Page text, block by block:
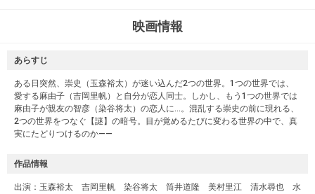
映画情報
あらすじ
ある日突然、崇史（玉森裕太）が迷い込んだ2つの世界。1つの世界では、
愛する麻由子（吉岡里帆）と自分が恋人同士。しかし、もう1つの世界では
麻由子が親友の智彦（染谷将太）の恋人に…。混乱する崇史の前に現れる、
2つの世界をつなぐ【謎】の暗号。目が覚めるたびに変わる世界の中で、真
実にたどりつけるのか——
作品情報
出演：玉森裕太 吉岡里帆 染谷将太 筒井道隆 美村里江 清水尋也 水